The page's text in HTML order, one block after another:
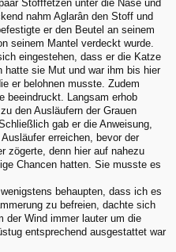
Stofffetzen unter die Nase und
nahm Aglarân den Stoff und
er den Beutel an seinem
seinem Mantel verdeckt wurde.
eingestehen, dass er die Katze
sie Mut und war ihm bis hier
er belohnen musste. Zudem
beeindruckt. Langsam erhob
den Ausläufern der Grauen
gab er die Anweisung,
erreichen, bevor der
zögerte, denn hier auf nahezu
Chancen hatten. Sie musste es
behaupten, dass ich es
zu befreien, dachte sich
der Wind immer lauter um die
entsprechend ausgestattet war